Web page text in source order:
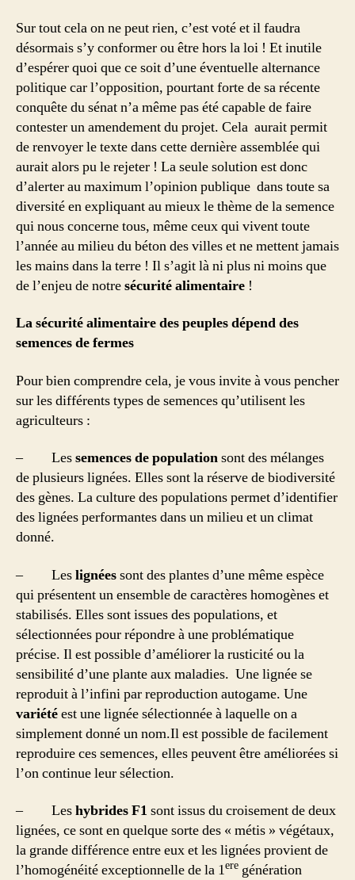
Sur tout cela on ne peut rien, c’est voté et il faudra
désormais s’y conformer ou être hors la loi ! Et inutile
d’espérer quoi que ce soit d’une éventuelle alternance
politique car l’opposition, pourtant forte de sa récente
conquête du sénat n’a même pas été capable de faire
contester un amendement du projet. Cela aurait permit
de renvoyer le texte dans cette dernière assemblée qui
aurait alors pu le rejeter ! La seule solution est donc
d’alerter au maximum l’opinion publique dans toute sa
diversité en expliquant au mieux le thème de la semence
qui nous concerne tous, même ceux qui vivent toute
l’année au milieu du béton des villes et ne mettent jamais
les mains dans la terre ! Il s’agit là ni plus ni moins que
de l’enjeu de notresécurité alimentaire !
La sécurité alimentaire des peuples dépend des
semences de fermes
Pour bien comprendre cela, je vous invite à vous pencher
sur les différents types de semences qu’utilisent les
agriculteurs :
– Lessemences depopulationsont des mélanges
de plusieurs lignées. Elles sont la réserve de biodiversité
des gènes. La culture des populations permet d’identifier
des lignées performantes dans un milieu et un climat
donné.
– Leslignéessont des plantes d’une même espèce
qui présentent un ensemble de caractères homogènes et
stabilisés. Elles sont issues des populations, et
sélectionnées pour répondre à une problématique
précise. Il est possible d’améliorer la rusticité ou la
sensibilité d’une plante aux maladies. Une lignée se
reproduit à l’infini par reproduction autogame. Une
variétéest une lignée sélectionnée à laquelle on a
simplement donné un nom.Il est possible de facilement
reproduire ces semences, elles peuvent être améliorées si
l’on continue leur sélection.
– Leshybrides F1 sont issus du croisement de deux
lignées, ce sont en quelque sorte des « métis » végétaux,
la grande différence entre eux et les lignées provient de
l’homogénéité exceptionnelle de la 1ere génération